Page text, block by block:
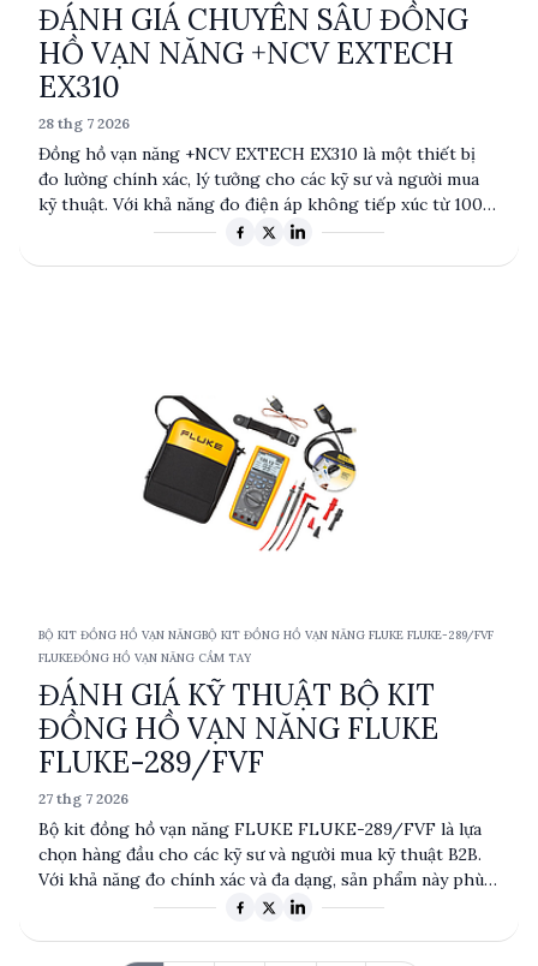
ĐÁNH GIÁ CHUYÊN SÂU ĐỒNG
HỒ VẠN NĂNG +NCV EXTECH
EX310
28 thg 7 2026
Đồng hồ vạn năng +NCV EXTECH EX310 là một thiết bị
đo lường chính xác, lý tưởng cho các kỹ sư và người mua
kỹ thuật. Với khả năng đo điện áp không tiếp xúc từ 100
đến 600VAC và độ chính xác 0.5%, EX310 đáp ứng nhu cầu
BỘ KIT ĐỒNG HỒ VẠN NĂNGBỘ KIT ĐỒNG HỒ VẠN NĂNG FLUKE FLUKE-289/FVF
FLUKEĐỒNG HỒ VẠN NĂNG CẦM TAY
ĐÁNH GIÁ KỸ THUẬT BỘ KIT
ĐỒNG HỒ VẠN NĂNG FLUKE
FLUKE-289/FVF
27 thg 7 2026
Bộ kit đồng hồ vạn năng FLUKE FLUKE-289/FVF là lựa
chọn hàng đầu cho các kỹ sư và người mua kỹ thuật B2B.
Với khả năng đo chính xác và đa dạng, sản phẩm này phù
hợp cho nhiều ứng dụng công nghiệp và kỹ thuật. Được